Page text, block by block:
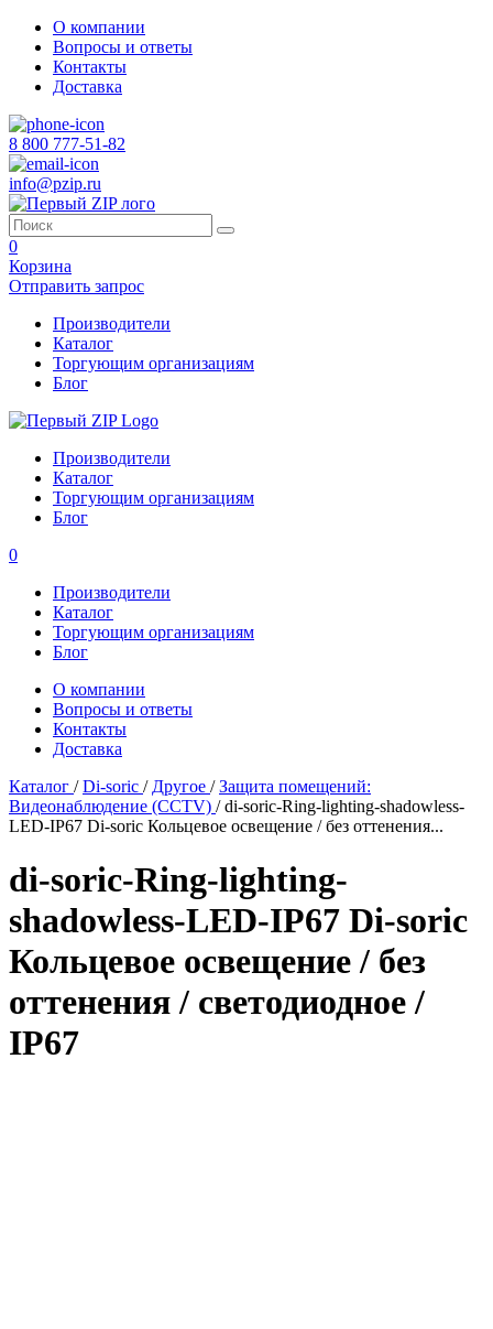
О компании
Вопросы и ответы
Контакты
Доставка
8 800 777-51-82
info@pzip.ru
0
Корзина
Отправить запрос
Производители
Каталог
Торгующим организациям
Блог
Производители
Каталог
Торгующим организациям
Блог
0
Производители
Каталог
Торгующим организациям
Блог
О компании
Вопросы и ответы
Контакты
Доставка
Каталог /Di-soric / Другое /Защита помещений:
Видеонаблюдение (CCTV) /di-soric-Ring-lighting-shadowless-
LED-IP67 Di-soric Кольцевое освещение / без оттенения...
di-soric-Ring-lighting-
shadowless-LED-IP67 Di-soric
Кольцевое освещение / без
оттенения / светодиодное /
IP67